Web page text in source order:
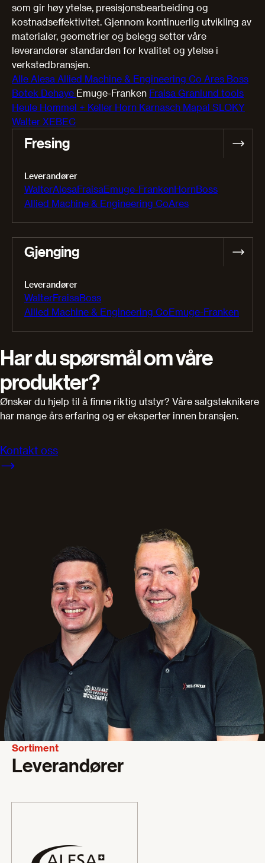
som gir høy ytelse, presisjonsbearbeiding og
kostnadseffektivitet. Gjennom kontinuerlig utvikling av
materialer, geometrier og belegg setter våre
leverandører standarden for kvalitet og ytelse i
verkstedbransjen.​​​
Alle Alesa Allied Machine & Engineering Co Ares Boss
Botek Dehaye Emuge-Franken Fraisa Granlund tools
Heule Hommel + Keller Horn Karnasch Mapal SLOKY
Walter XEBEC
Fresing
Leverandører
WalterAlesaFraisaEmuge-FrankenHornBoss
Allied Machine & Engineering CoAres
Gjenging
Leverandører
WalterFraisaBoss
Allied Machine & Engineering CoEmuge-Franken
Har du spørsmål om våre
produkter?
Ønsker du hjelp til å finne riktig utstyr? Våre salgsteknikere
har mange års erfaring og er eksperter innen bransjen.
Kontakt oss
Sortiment
Leverandører